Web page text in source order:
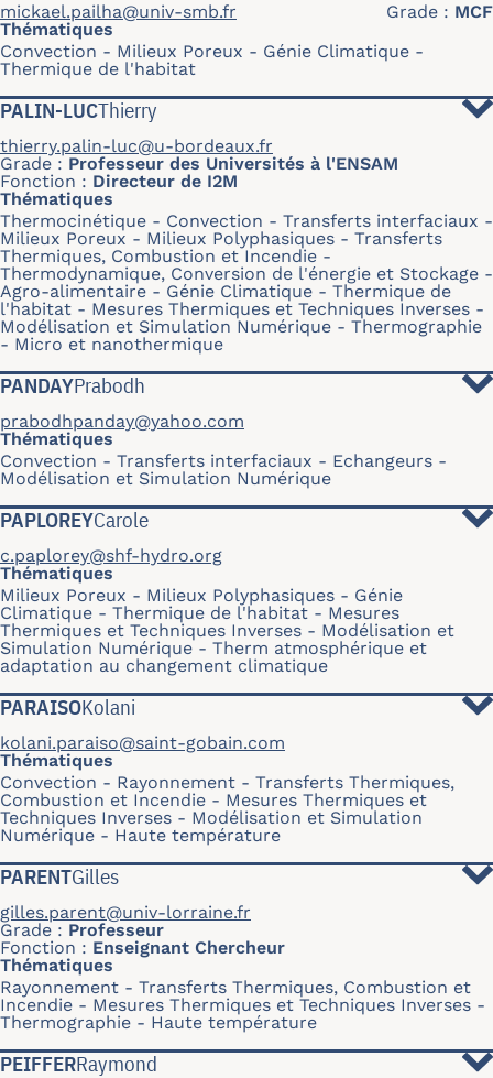
mickael.pailha@univ-smb.fr Grade
MCF
Thématiques
Convection
Milieux Poreux
Génie Climatique -
Thermique de l'habitat
PALIN-LUCThierry
thierry.palin-luc@u-bordeaux.fr
Grade
Professeur des Universités à l'ENSAM
Fonction
Directeur de I2M
Thématiques
Thermocinétique
Convection
Transferts interfaciaux
Milieux Poreux
Milieux Polyphasiques
Transferts
Thermiques, Combustion et Incendie
Thermodynamique, Conversion de l'énergie et Stockage
Agro-alimentaire
Génie Climatique - Thermique de
l'habitat
Mesures Thermiques et Techniques Inverses
Modélisation et Simulation Numérique
Thermographie
Micro et nanothermique
PANDAYPrabodh
prabodhpanday@yahoo.com
Thématiques
Convection
Transferts interfaciaux
Echangeurs
Modélisation et Simulation Numérique
PAPLOREYCarole
c.paplorey@shf-hydro.org
Thématiques
Milieux Poreux
Milieux Polyphasiques
Génie
Climatique - Thermique de l'habitat
Mesures
Thermiques et Techniques Inverses
Modélisation et
Simulation Numérique
Therm atmosphérique et
adaptation au changement climatique
PARAISOKolani
kolani.paraiso@saint-gobain.com
Thématiques
Convection
Rayonnement
Transferts Thermiques,
Combustion et Incendie
Mesures Thermiques et
Techniques Inverses
Modélisation et Simulation
Numérique
Haute température
PARENTGilles
gilles.parent@univ-lorraine.fr
Grade
Professeur
Fonction
Enseignant Chercheur
Thématiques
Rayonnement
Transferts Thermiques, Combustion et
Incendie
Mesures Thermiques et Techniques Inverses
Thermographie
Haute température
PEIFFERRaymond